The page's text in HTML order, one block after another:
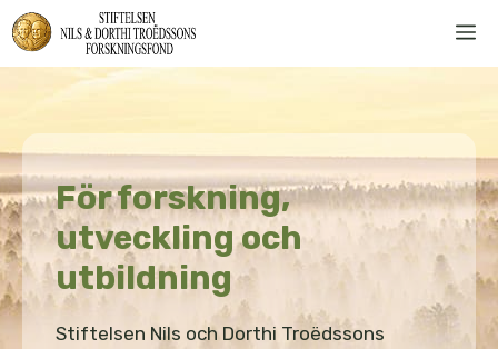
Hoppa
till
innehåll
För forskning,
utveckling och
utbildning
Stiftelsen Nils och Dorthi Troëdssons